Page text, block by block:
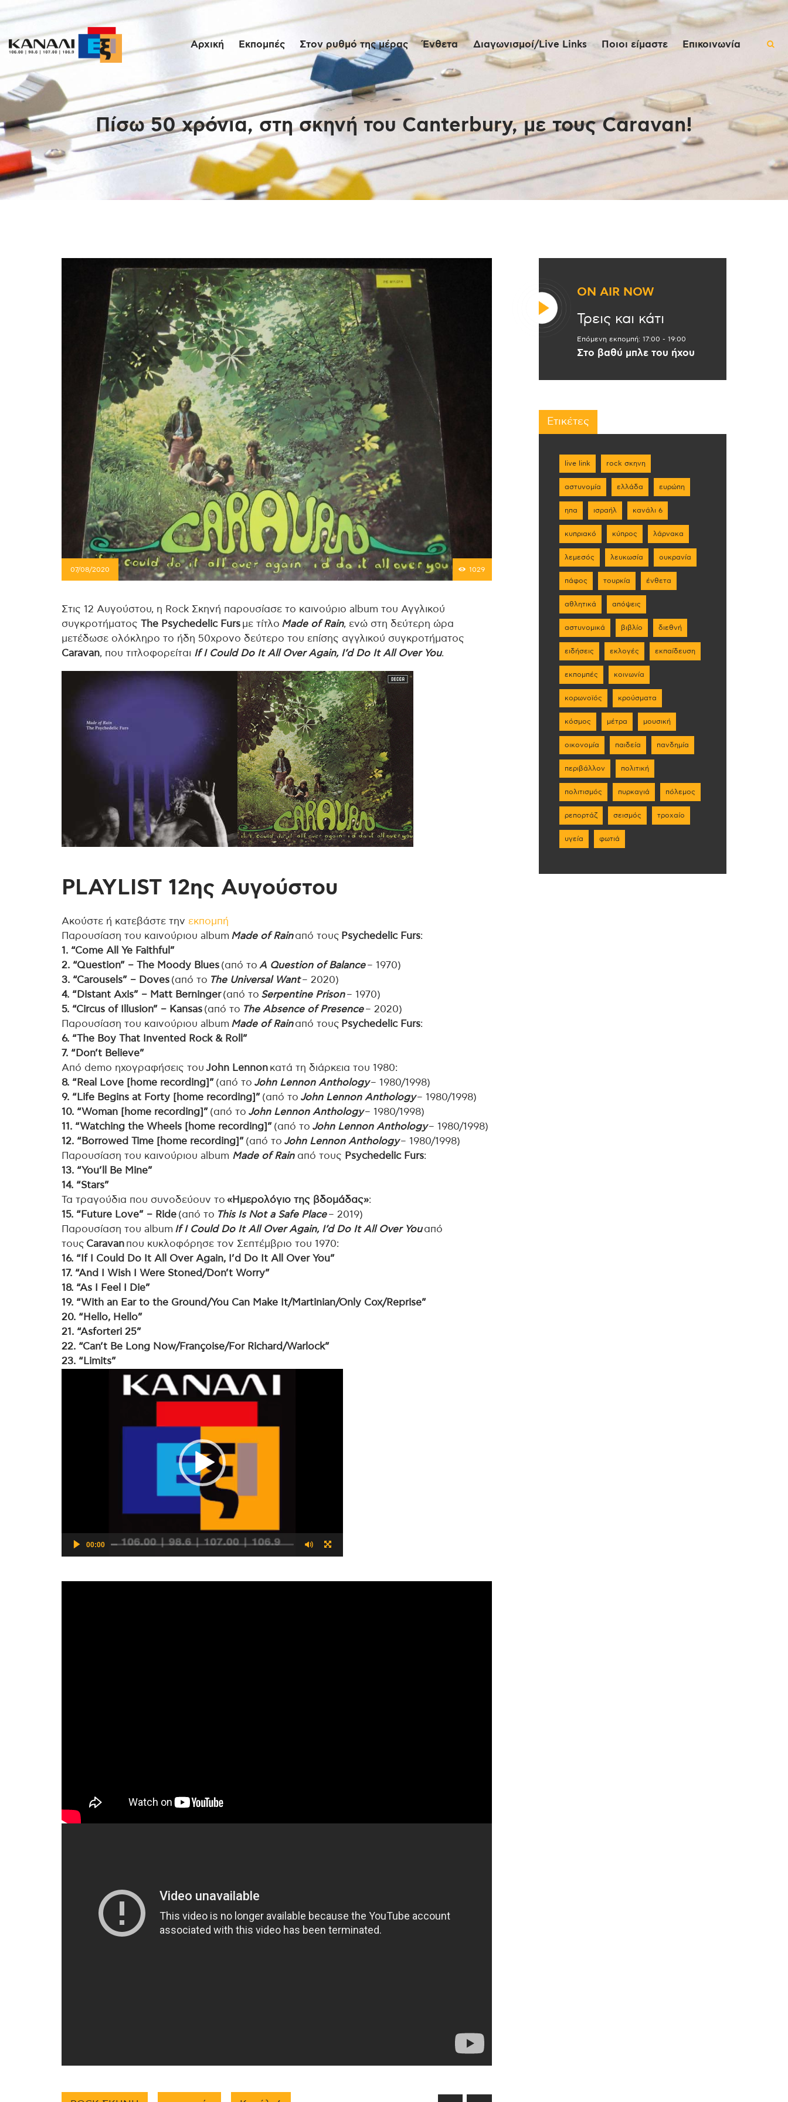
Αρχική Εκπομπές Στον ρυθμό της μέρας Ένθετα Διαγωνισμοί/Live Links Ποιοι είμαστε Επικοινωνία
Πίσω 50 χρόνια, στη σκηνή του Canterbury, με τους Caravan!
Αρχική
Εκπομπές
Στον ρυθμό της
μέρας
Ένθετα
Διαγωνισμοί/Live
Επικοινωνία
07/08/2020 1029
Στις 12 Αυγούστου, η Rock Σκηνή παρουσίασε το καινούριο album του Αγγλικού
συγκροτήματος
The Psychedelic Furs με τίτλο Made of Rain, ενώ στη δεύτερη ώρα
μετέδωσε ολόκληρο το ήδη 50χρονο δεύτερο του επίσης αγγλικού συγκροτήματος
Caravan, που τιτλοφορείται If I Could Do It All Over Again, I’d Do It All Over You.
PLAYLIST 12ης Αυγούστου
Ακούστε ή κατεβάστε την εκπομπή
Παρουσίαση του καινούριου album Made of Rainαπό τους Psychedelic Furs:
1. “Come All Ye Faithful”
2. “Question” – The Moody Blues (από το A Question of Balance– 1970)
3. “Carousels” – Doves (από το The Universal Want– 2020)
4. “Distant Axis” – Matt Berninger(από το Serpentine Prison– 1970)
5. “Circus of Illusion” – Kansas (από το The Absence of Presence– 2020)
Παρουσίαση του καινούριου album Made of Rainαπό τους Psychedelic Furs:
6. “The Boy That Invented Rock & Roll”
7. “Don’t Believe”
Από demo ηχογραφήσεις του John Lennon κατά τη διάρκεια του 1980:
8. “Real Love [home recording]” (από το John Lennon Anthology– 1980/1998)
9. “Life Begins at Forty [home recording]” (από το John Lennon Anthology– 1980/1998)
10. “Woman [home recording]” (από το John Lennon Anthology– 1980/1998)
11. “Watching the Wheels [home recording]” (από το John Lennon Anthology– 1980/1998)
12. “Borrowed Time [home recording]” (από το John Lennon Anthology– 1980/1998)
Παρουσίαση του καινούριου album Made of Rainαπό τους Psychedelic Furs:
13. “You’ll Be Mine”
14. “Stars”
Τα τραγούδια που συνοδεύουν το «Ημερολόγιο της βδομάδας»:
15. “Future Love” – Ride (από το This Is Not a Safe Place– 2019)
Παρουσίαση του album If I Could Do It All Over Again, I’d Do It All Over Youαπό
τους Caravan που κυκλοφόρησε τον Σεπτέμβριο του 1970:
16. “If I Could Do It All Over Again, I’d Do It All Over You”
17. “And I Wish I Were Stoned/Don’t Worry”
18. “As I Feel I Die”
19. “With an Ear to the Ground/You Can Make It/Martinian/Only Cox/Reprise”
20. “Hello, Hello”
21. “Asforteri 25”
22. “Can’t Be Long Now/Françoise/For Richard/Warlock”
23. “Limits”
Αναπαραγωγής
00:00
ON AIR NOW
Τρεις και κάτι
Επόμενη εκπομπή: 17:00 - 19:00
Στο βαθύ μπλε του ήχου
Ετικέτες
live link rock σκηνη
αστυνομία ελλάδα ευρώπη
ηπα ισραήλ κανάλι 6
κυπριακό κύπρος λάρνακα
λεμεσός λευκωσία ουκρανία
πάφος τουρκία ένθετα
αθλητικά απόψεις
αστυνομικά βιβλίο διεθνή
ειδήσεις εκλογές εκπαίδευση
εκπομπές κοινωνία
κορωνοϊός κρούσματα
κόσμος μέτρα μουσική
οικονομία παιδεία πανδημία
περιβάλλον πολιτική
πολιτισμός πυρκαγιά πόλεμος
ρεπορτάζ σεισμός τροχαίο
υγεία φωτιά